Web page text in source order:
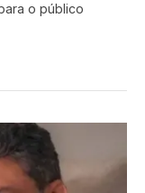
o público